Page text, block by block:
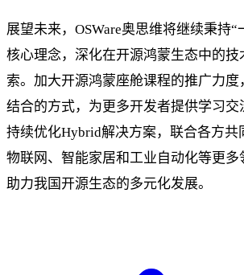
展望未来，OSWare奥思维将继续秉持“
核心理念，深化在开源鸿蒙生态中的技
索。加大开源鸿蒙座舱课程的推广力度
结合的方式，为更多开发者提供学习交
持续优化Hybrid解决方案，联合各方共
物联网、智能家居和工业自动化等更多
助力我国开源生态的多元化发展。